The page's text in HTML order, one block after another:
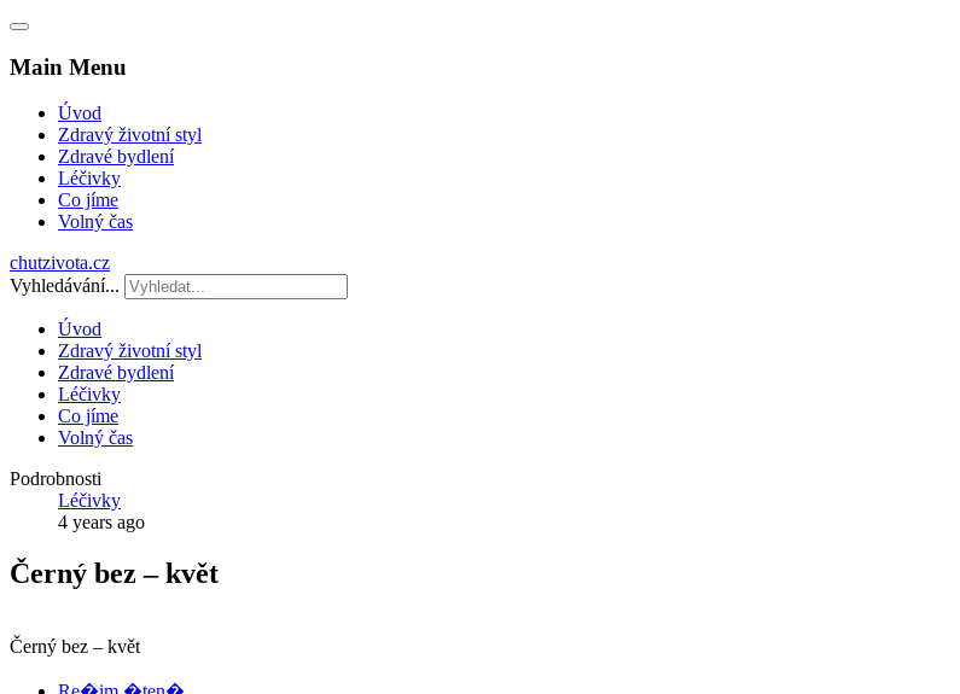
Main Menu
Úvod
Zdravý životní styl
Zdravé bydlení
Léčivky
Co jíme
Volný čas
chutzivota.cz
Vyhledávání...
Úvod
Zdravý životní styl
Zdravé bydlení
Léčivky
Co jíme
Volný čas
Podrobnosti
Léčivky
4 years ago
Černý bez – květ
Černý bez – květ